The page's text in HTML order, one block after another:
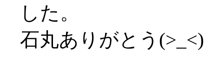
した。
石丸ありがとう(>_<)